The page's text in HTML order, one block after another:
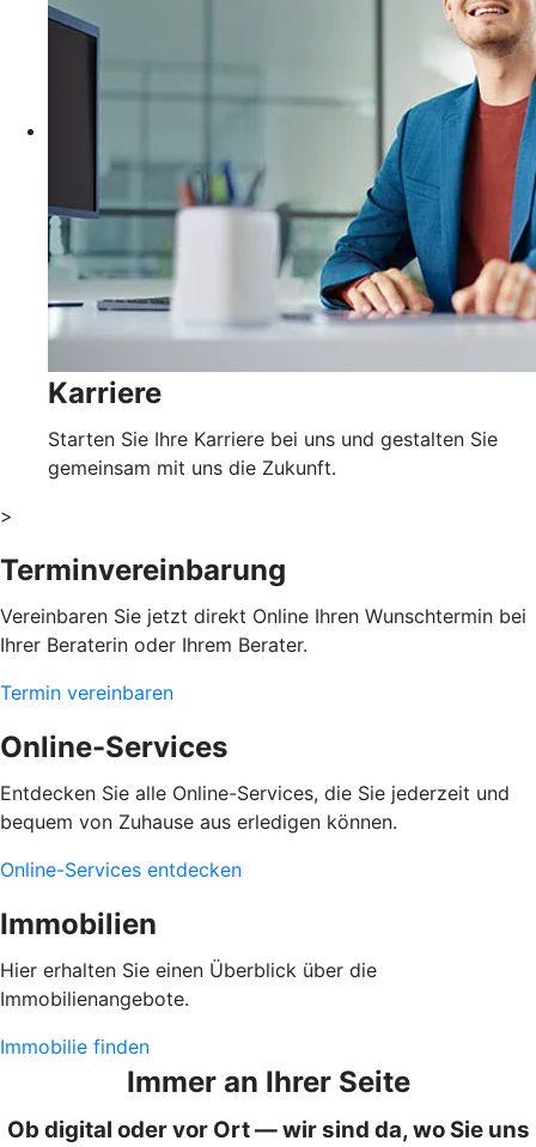
Karriere
Starten Sie Ihre Karriere bei uns und gestalten Sie
gemeinsam mit uns die Zukunft.
>
Terminvereinbarung
Vereinbaren Sie jetzt direkt Online Ihren Wunschtermin bei
Ihrer Beraterin oder Ihrem Berater.
Termin vereinbaren
Online-Services
Entdecken Sie alle Online-Services, die Sie jederzeit und
bequem von Zuhause aus erledigen können.
Online-Services entdecken
Immobilien
Hier erhalten Sie einen Überblick über die
Immobilienangebote.
Immobilie finden
Immer an Ihrer Seite
Ob digital oder vor Ort — wir sind da, wo Sie uns